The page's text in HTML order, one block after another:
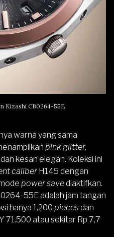
Kizashi CB0264-55E
warna yang sama
pink glitter,
kesan elegan. Koleksi ini
caliber H145 dengan
power savediaktifkan.
55E adalah jam tangan
hanya 1,200 piecesdan
71.500 atau sekitar Rp 7,7